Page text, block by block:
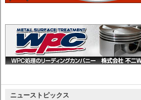
ニューストピックス